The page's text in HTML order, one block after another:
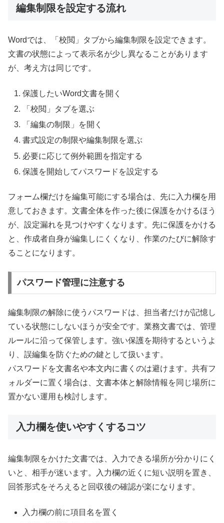
編集制限を設定する流れ
Wordでは、「校閲」タブから編集制限を設定できます。
文書の状態によって表示名が少し異なることがあります
が、考え方は同じです。
保護したいWord文書を開く
「校閲」タブを選ぶ
「編集の制限」を開く
書式設定の制限や編集制限を選ぶ
必要に応じて例外範囲を指定する
保護を開始してパスワードを設定する
フォーム欄だけを編集可能にする場合は、先に入力欄を用
意しておきます。文書全体を作った後に保護をかけるほう
が、設定漏れを見つけやすくなります。先に保護をかける
と、作成者自身が編集しにくくなり、作業のたびに解除す
ることになります。
パスワード管理に注意する
編集制限の解除に使うパスワードは、担当者だけが記憶し
ている状態にしないほうが安全です。業務文書では、管理
ルールに沿って保管します。強い保護を期待するというよ
り、誤編集を防ぐための鍵として扱います。
パスワードを文書名や本文内に書くのは避けます。共有フ
ォルダーに置く場合は、文書本体と解除情報を同じ場所に
置かない運用も検討します。
入力欄を使いやすくするコツ
編集制限をかけた文書では、入力できる場所が分かりにく
いと、相手が迷います。入力欄の近くに短い説明を置き、
回答形式をそろえると回収後の確認が楽になります。
入力欄の前に項目名を置く